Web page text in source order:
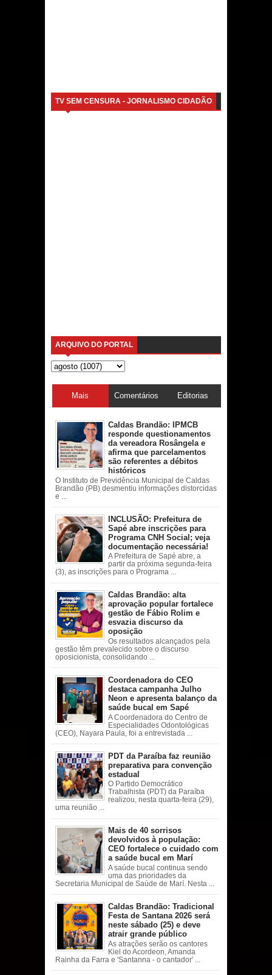
TV SEM CENSURA - JORNALISMO CIDADÃO
ARQUIVO DO PORTAL
Mais
acessadas
Comentários Editorias
Caldas Brandão: IPMCB
responde questionamentos
da vereadora Rosângela e
afirma que parcelamentos
são referentes a débitos
históricos
O Instituto de Previdência Municipal de Caldas
Brandão (PB) desmentiu informações distorcidas
e ...
INCLUSÃO: Prefeitura de
Sapé abre inscrições para
Programa CNH Social; veja
documentação necessária!
A Prefeitura de Sapé abre, a
partir da próxima segunda-feira
(3), as inscrições para o Programa ...
Caldas Brandão: alta
aprovação popular fortalece
gestão de Fábio Rolim e
esvazia discurso da
oposição
Os resultados alcançados pela
gestão têm prevalecido sobre o discurso
oposicionista, consolidando ...
Coordenadora do CEO
destaca campanha Julho
Neon e apresenta balanço da
saúde bucal em Sapé
A Coordenadora do Centro de
Especialidades Odontológicas
(CEO), Nayara Paula, foi a entrevistada ...
PDT da Paraíba faz reunião
preparativa para convenção
estadual
O Partido Democrático
Trabalhista (PDT) da Paraíba
realizou, nesta quarta-feira (29),
uma reunião ...
Mais de 40 sorrisos
devolvidos à população:
CEO fortalece o cuidado com
a saúde bucal em Marí
A saúde bucal continua sendo
uma das prioridades da
Secretaria Municipal de Saúde de Marí. Nesta ...
Caldas Brandão: Tradicional
Festa de Santana 2026 será
neste sábado (25) e deve
atrair grande público
As atrações serão os cantores
Kiel do Acordeon, Amanda
Rainha da Farra e 'Santanna - o cantador' ...